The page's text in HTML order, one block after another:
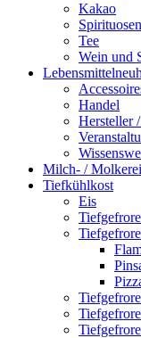
Kakao
Spirituosen
Tee
Wein und
Handel
Hersteller
Milch- /
Tiefkühlkost
Eis